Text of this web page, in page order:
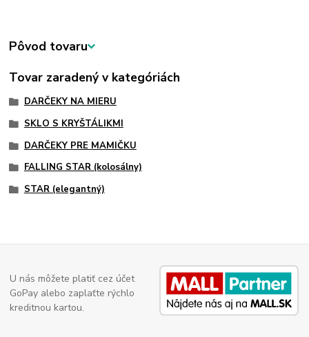
Pôvod tovaru
Tovar zaradený v kategóriách
DARČEKY NA MIERU
SKLO S KRYŠTÁLIKMI
DARČEKY PRE MAMIČKU
FALLING STAR (kolosálny)
STAR (elegantný)
U nás môžete platiť cez účet
GoPay alebo zaplaťte rýchlo
kreditnou kartou.